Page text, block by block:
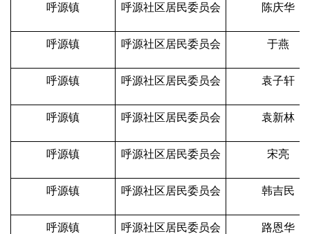
呼源镇 呼源社区居民委员会 陈庆华
呼源镇 呼源社区居民委员会 于燕
呼源镇 呼源社区居民委员会 袁子轩
呼源镇 呼源社区居民委员会 袁新林
呼源镇 呼源社区居民委员会 宋亮
呼源镇 呼源社区居民委员会 韩吉民
呼源镇 呼源社区居民委员会 路恩华